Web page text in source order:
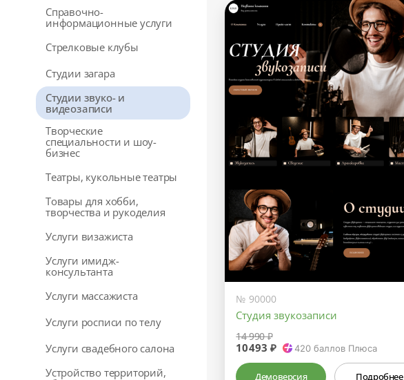
Справочно-
информационные услуги
Стрелковые клубы
Студии загара
Студии звуко- и
видеозаписи
Творческие
специальности и шоу-
бизнес
Театры, кукольные театры
Товары для хобби,
творчества и рукоделия
Услуги визажиста
Услуги имидж-
консультанта
Услуги массажиста
Услуги росписи по телу
Услуги свадебного салона
Устройство территорий,
№ 90000
Студия звукозаписи
14 990 ₽
10493 ₽ 420баллов Плюса
Демоверсия Подробнее